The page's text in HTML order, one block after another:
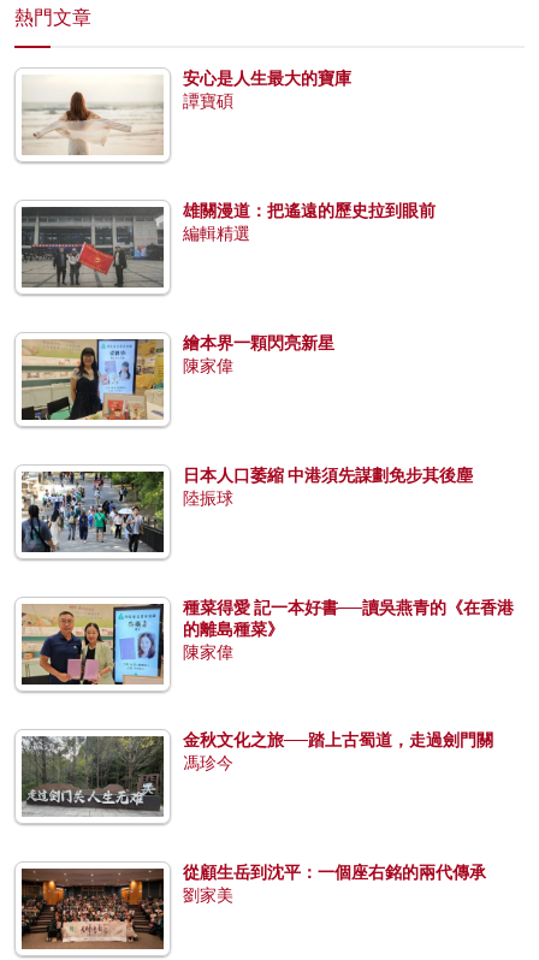
熱門文章
安心是人生最大的寶庫
譚寶碩
雄關漫道：把遙遠的歷史拉到眼前
編輯精選
繪本界一顆閃亮新星
陳家偉
日本人口萎縮 中港須先謀劃免步其後塵
陸振球
種菜得愛 記一本好書──讀吳燕青的《在香港
的離島種菜》
陳家偉
金秋文化之旅──踏上古蜀道，走過劍門關
馮珍今
從顧生岳到沈平：一個座右銘的兩代傳承
劉家美